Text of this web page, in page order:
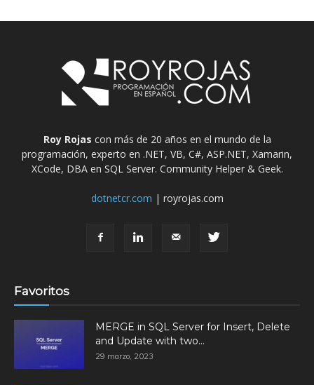
Roy Rojas con más de 20 años en el mundo de la
programación, experto en .NET, VB, C#, ASP.NET, Xamarin,
XCode, DBA en SQL Server. Community Helper & Geek.
dotnetcr.com | royrojas.com
Favoritos
MERGE in SQL Server for Insert, Delete
and Update with two...
29 marzo, 2023